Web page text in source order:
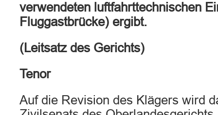
verwendeten luftfahrttechnischen
Fluggastbrücke) ergibt.
(Leitsatz des Gerichts)
Tenor
Auf die Revision des Klägers wird